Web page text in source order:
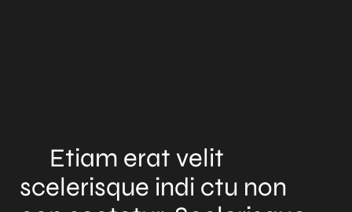
Etiam erat velit
scelerisque indi ctu non